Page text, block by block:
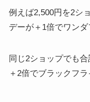
例えば2,500円を2シ
デーが＋1倍でワンダ
同じ2ショップでも
＋2倍でブラックフ